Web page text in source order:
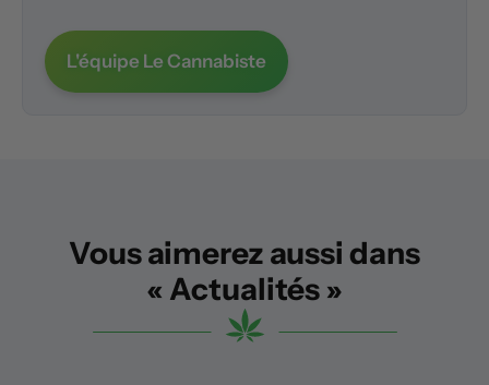
L'équipe Le Cannabiste
Vous aimerez aussi dans
« Actualités »